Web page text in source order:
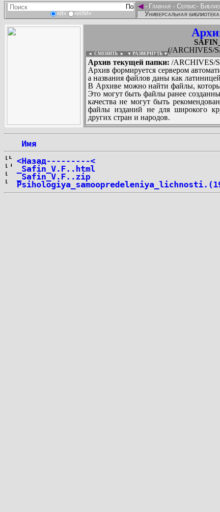
«И» «ИЛИ»
◄- Главная - Сервис-
Универсальная
(/ARCHIVES/
◄ СМЕНИТЬ ► ▼ РАЗВЕРНУТЬ ▼
Архив текущей папки: /ARCHIVES/
Архив формируется сервером
а названия файлов даны как
В Архиве можно найти файлы,
Это могут быть файлы ранее
качества не могут быть
файлы изданий не для широкого
других стран и народов.
Имя
<Назад---------<
_Safin_V.F..html
_Safin_V.F..zip